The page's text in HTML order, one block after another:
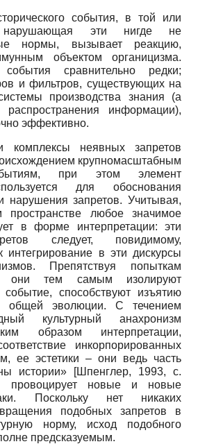
события, в той или
эти нигде не
нормы, вызывает реакцию,
объектом органицизма.
сравнительно редки;
и фильтров, существующих на
производства знания (а
информации),
эффективно.
комплексы неявных запретов
крупномасштабным
при этом элемент
для обоснования
нарушения запретов. Учитывая,
пространстве любое значимое
в форме интерпре­тации: эти
следует, по­видимому,
интегри­рование в эти дискурсы
Препятствуя попыткам
они тем самым изолируют
способствуют изъятию
общей эволюции. С течением
культурный ана­хронизм
образом интерпретации,
инкорпорированных
ее эстетики – они ведь часть
истории»
[Шпенглер, 1993, с.
новые и новые
Поскольку нет никаких
подобных запретов в
норму, исход подобного
предсказуемым.